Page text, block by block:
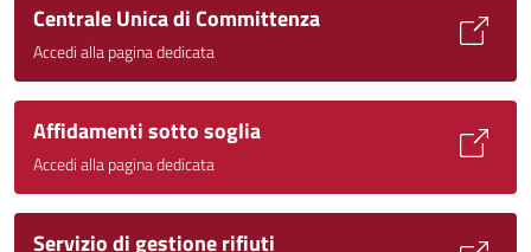
Centrale Unica di Committenza
Accedi alla pagina dedicata
Affidamenti sotto soglia
Accedi alla pagina dedicata
Servizio di gestione rifiuti